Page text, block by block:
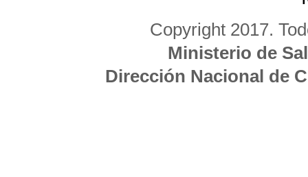
Copyright 2017.
Ministerio de
Dirección Nacional de